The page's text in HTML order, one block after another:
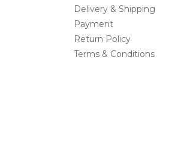
Delivery & Shipping
Payment
Return Policy
Terms & Conditions